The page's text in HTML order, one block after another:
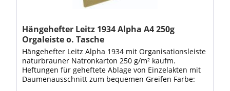
Hängehefter Leitz 1934 Alpha A4 250g
Orgaleiste o. Tasche
Hängehefter Leitz Alpha 1934 mit Organisationsleiste
naturbrauner Natronkarton 250 g/m² kaufm.
Heftungen für geheftete Ablage von Einzelakten mit
Daumenausschnitt zum bequemen Greifen Farbe: